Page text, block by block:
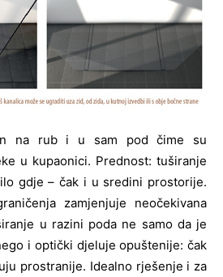
na rub i u sam pod čime su
u kupaonici. Prednost: tuširanje
gdje – čak i u sredini prostorije.
zamjenjuje neočekivana
u razini poda ne samo da je
i optički djeluje opuštenije: čak
prostranije. Idealno rješenje i za